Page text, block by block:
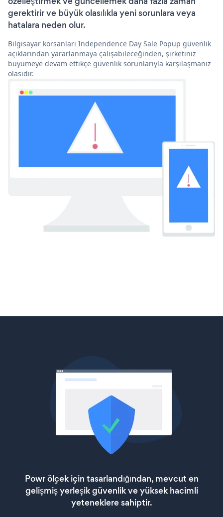
gerektirir ve büyük olasılıkla yeni sorunlara veya
hatalara neden olur.
Bilgisayar korsanları Independence Day Sale Popup güvenlik
açıklarından yararlanmaya çalışabileceğinden, şirketiniz
büyümeye devam ettikçe güvenlik sorunlarıyla karşılaşmanız
olasıdır.
Powr ölçek için tasarlandığından, mevcut en
gelişmiş yerleşik güvenlik ve yüksek hacimli
yeteneklere sahiptir.